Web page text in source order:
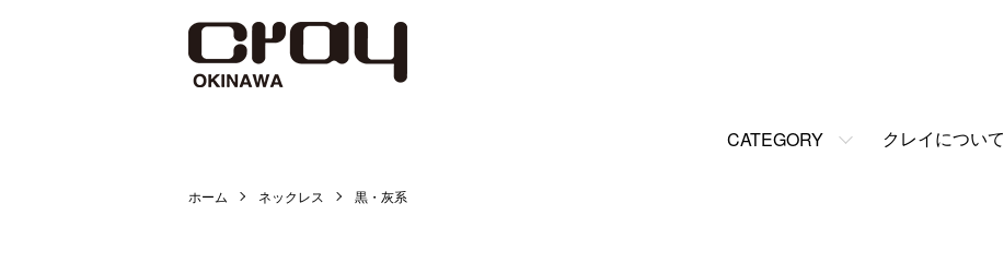
CATEGORY クレイについて
ホーム ネックレス 黒・灰系